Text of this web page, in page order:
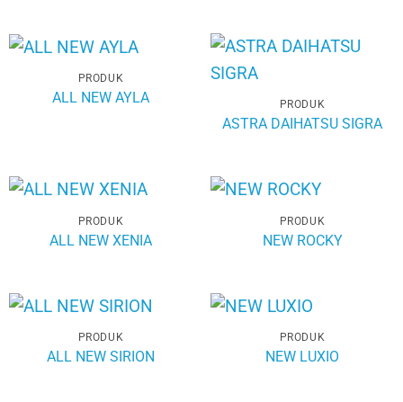
PRODUK
ALL NEW AYLA PRODUK
ASTRA DAIHATSU SIGRA
PRODUK
ALL NEW XENIA
PRODUK
NEW ROCKY
PRODUK
ALL NEW SIRION
PRODUK
NEW LUXIO